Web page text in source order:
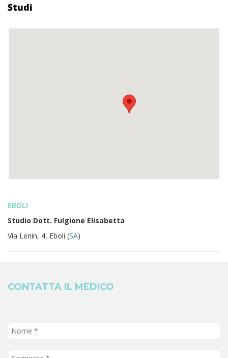
Studi
EBOLI
Studio Dott. Fulgione Elisabetta
Via Lenin, 4, Eboli (SA)
CONTATTA IL MEDICO